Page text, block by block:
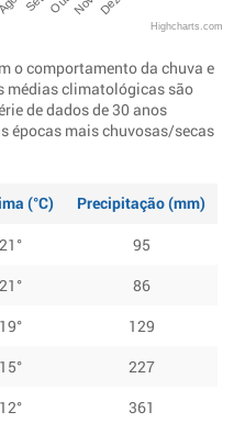
Highcharts.com
o comportamento da chuva e
médias climatológicas são
de dados de 30 anos
épocas mais chuvosas/secas
(°C)
Precipitação (mm)
21°
95
21°
86
19°
129
15°
227
12°
361